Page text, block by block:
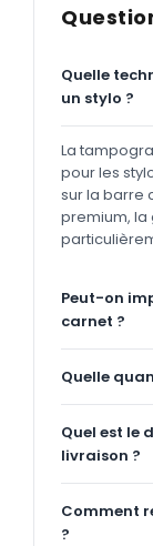
Quelle
un stylo ?
La
pour les
sur la barre
premium, la
Peut-on
carnet ?
Quelle
Quel est le
livraison ?
Comment
?